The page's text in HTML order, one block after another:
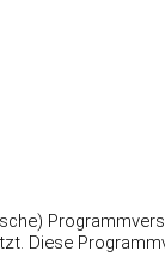
Diese